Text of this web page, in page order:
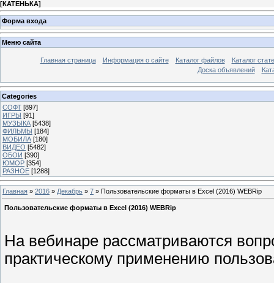
[КАТЕНЬКА]
Форма входа
Меню сайта
Главная страница Информация о сайте Каталог файлов
Каталог
Доска объявлений
Categories
СОФТ [897]
ИГРЫ [91]
МУЗЫКА [5438]
ФИЛЬМЫ [184]
МОБИЛА [180]
ВИДЕО [5482]
ОБОИ [390]
ЮМОР [354]
РАЗНОЕ [1288]
Главная » 2016 » Декабрь » 7 » Пользовательские форматы в Excel (2016) WEBRip
Пользовательские форматы в Excel (2016) WEBRip
На вебинаре рассматриваются
практическому применению